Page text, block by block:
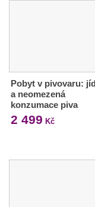
Pobyt v pivovaru:
a neomezená
konzumace piva
2 499 Kč